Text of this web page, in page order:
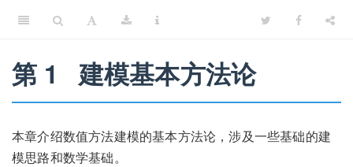
第 1 建模基本方法论
本章介绍数值方法建模的基本方法论，涉及一些基础的建
模思路和数学基础。